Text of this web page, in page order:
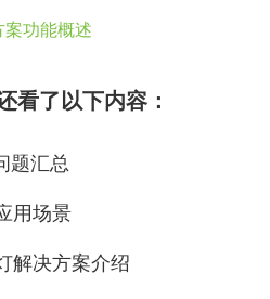
功能概述
看了以下内容：
题汇总
用场景
解决方案介绍